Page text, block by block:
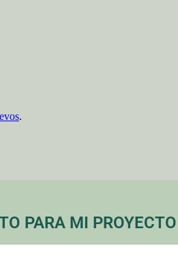
.
PARA MI PROYECTO